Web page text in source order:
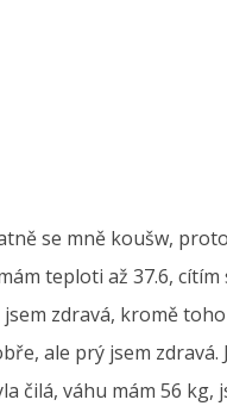
se mně koušw,
teploti až 37.6,
zdravá, kromě
ale prý jsem zdravá.
čilá, váhu mám 56 kg,